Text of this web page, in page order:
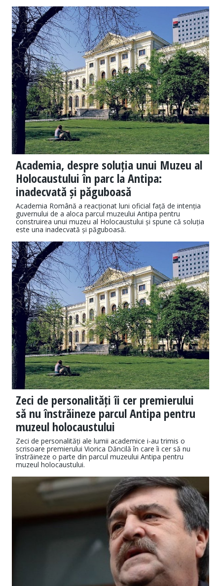
Academia, despre soluția unui Muzeu al
Holocaustului în parc la Antipa:
inadecvată și păguboasă
Academia Română a reacționat luni oficial față de intenția
guvernului de a aloca parcul muzeului Antipa pentru
construirea unui muzeu al Holocaustului și spune că soluția
este una inadecvată și păguboasă.
Zeci de personalități îi cer premierului
să nu înstrăineze parcul Antipa pentru
muzeul holocaustului
Zeci de personalități ale lumii academice i-au trimis o
scrisoare premierului Viorica Dăncilă în care îi cer să nu
înstrăineze o parte din parcul muzeului Antipa pentru
muzeul holocaustului.